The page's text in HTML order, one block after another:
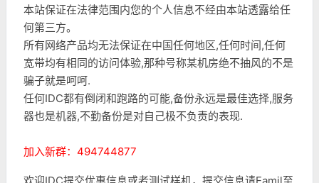
本站保证在法律范围内您的个人信息不经由本站透露给任
何第三方。
所有网络产品均无法保证在中国任何地区,任何时间,任何
宽带均有相同的访问体验,那种号称某机房绝不抽风的不是
骗子就是呵呵.
任何IDC都有倒闭和跑路的可能,备份永远是最佳选择,服务
器也是机器,不勤备份是对自己极不负责的表现.
加入新群：494744877